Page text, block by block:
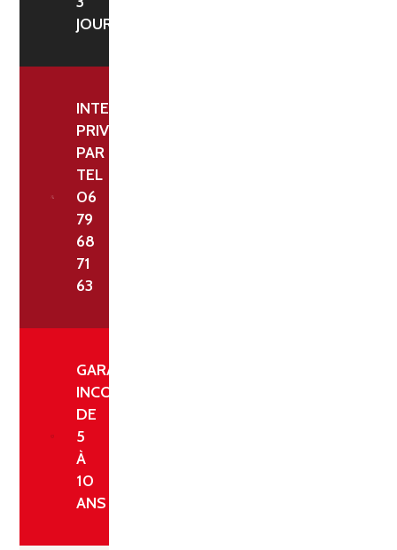
JOURS
INTERLOCUTEUR
PRIVILÉGIÉ
PAR
TEL
06
79
68
71
63
GARANTIE
INCONDITIONNELLE
DE
5
À
10
ANS